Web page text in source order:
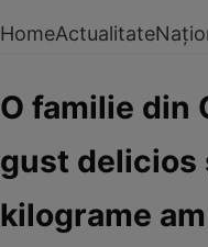
HomeActualitate
O familie din
gust delicios
kilograme